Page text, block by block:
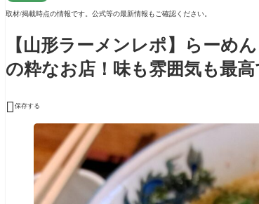
取材/掲載時点の情報です。公式等の最新情報もご確認ください。
【山形ラーメンレポ】らーめ
の粋なお店！味も雰囲気も最高
 保存する